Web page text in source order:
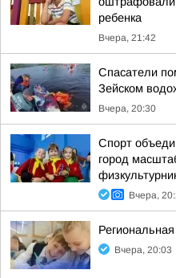
ребенка
Вчера, 21:42
Спасатели
Зейском
Вчера, 20:30
Спорт
город
Вчера,
Вчера, 20:03